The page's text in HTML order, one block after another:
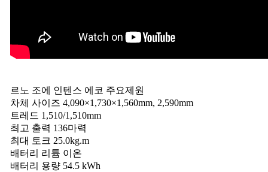
르노 조에 인텐스 에코 주요제원
차체 사이즈 4,090×1,730×1,560mm, 2,590mm
트레드 1,510/1,510mm
최고 출력 136마력
최대 토크 25.0kg.m
배터리 리튬 이온
배터리 용량 54.5 kWh